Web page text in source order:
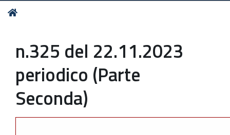
Tu
n.325 del 22.11.2023
periodico (Parte
Seconda)